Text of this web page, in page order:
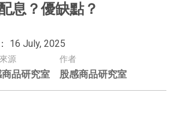
息？優缺點？
16 July, 2025
源
商品研究室
作者
股感商品研究室